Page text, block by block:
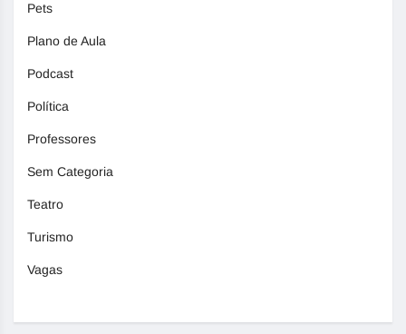
Pets
Plano de Aula
Podcast
Política
Professores
Sem Categoria
Teatro
Turismo
Vagas